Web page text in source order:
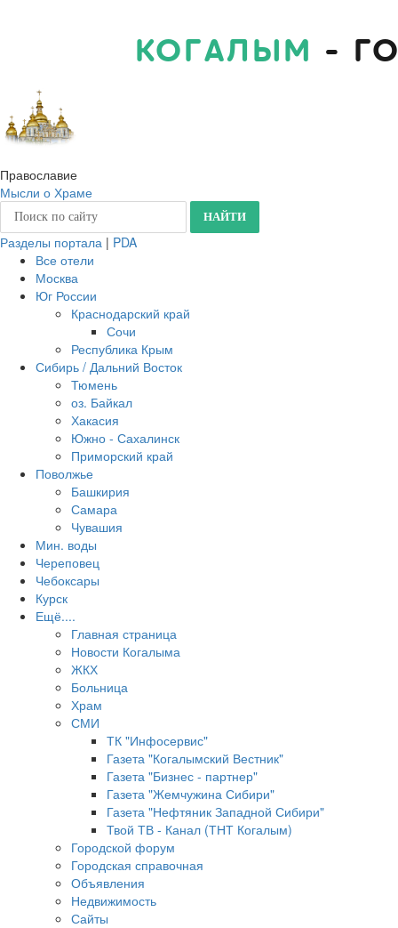
КОГАЛЫМ -
Православие
Мысли о Храме
Разделы портала | PDA
Все отели
Москва
Юг России
Краснодарский край
Сочи
Республика Крым
Сибирь / Дальний Восток
Тюмень
оз. Байкал
Хакасия
Южно - Сахалинск
Приморский край
Поволжье
Башкирия
Самара
Чувашия
Мин. воды
Череповец
Чебоксары
Курск
Ещё....
Главная страница
Новости Когалыма
ЖКХ
Больница
Храм
СМИ
ТК "Инфосервис"
Газета "Когалымский Вестник"
Газета "Бизнес - партнер"
Газета "Жемчужина Сибири"
Газета "Нефтяник Западной Сибири"
Твой ТВ - Канал (ТНТ Когалым)
Городской форум
Городская справочная
Объявления
Недвижимость
Сайты